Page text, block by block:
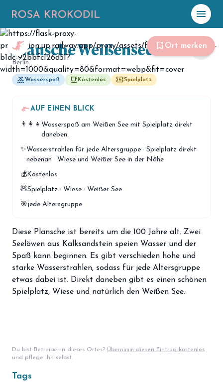
menu
☀️ Heute
Plane mit Kroki
celebration Events NEU
hiking Abenteuer
hotel Unterkünfte
menu_book Guides
map Karte
storefront Shop
loyalty Mitgliedschaft
handshake Partnerschaft
groups
bookmark_add Ort merken
Plansche Weißensee
Berlin
poolWasserspaß free_breakfast Kostenlos local_playSpielplatz
share
AUF EINEN BLICK
👨‍👩‍👧 Wasserspaß am Weißen See mit Spielplatz direkt
daneben.
✨Wasserstrahlen für jede Altersgruppe · Spielplatz direkt
nebenan · Wiese und Weißer See in der Nähe
💰Kostenlos
🧸Spielplatz · Wiese · Weißer See
🎯jede Altersgruppe
Diese Plansche ist bereits um die 100 Jahre alt. Zwei
Seelöwen aus Kalksandstein speien Wasser und der
Spaß kann beginnen. Es gibt verschieden hohe und
starke Wasserstrahlen, sodass für jede Altersgruppe
etwas dabei ist. Direkt daneben gibt es einen schönen
Spielplatz, Wiese und natürlich den Weißen See.
Du bist Betreiber:in dieses Ortes? Übernimm diesen Eintrag kostenlos
und pflege ihn selbst.
Tags